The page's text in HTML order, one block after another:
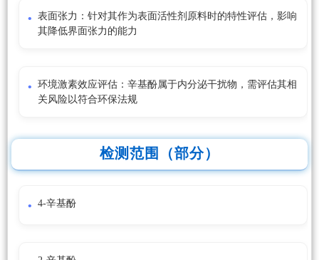
表面张力：针对其作为表面活性剂原料时的特性评估，影响
其降低界面张力的能力
环境激素效应评估：辛基酚属于内分泌干扰物，需评估其相
关风险以符合环保法规
检测范围（部分）
4-辛基酚